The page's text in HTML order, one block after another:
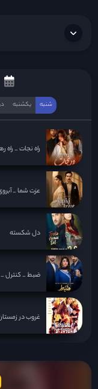
شنبه یکشنبه
راه نجات _ راه
عزت شما _
دل شکسته
ضبط _ کنترل
غروب در